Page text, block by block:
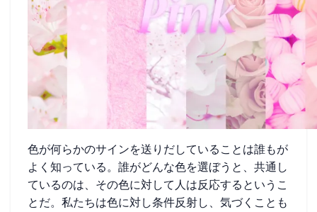
色が何らかのサインを送りだしていることは誰もが
よく知っている。誰がどんな色を選ぼうと、共通し
ているのは、その色に対して人は反応するというこ
とだ。私たちは色に対し条件反射し、気づくことも